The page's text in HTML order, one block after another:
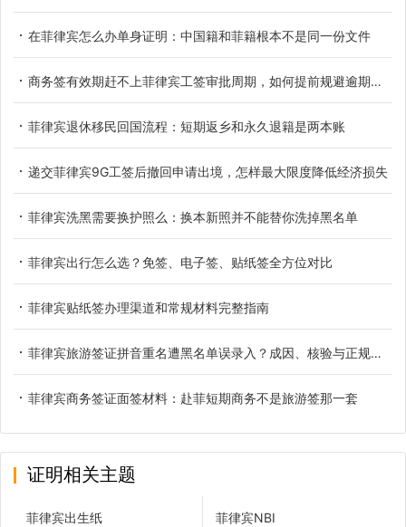
在菲律宾怎么办单身证明：中国籍和菲籍根本不是同一份文件
商务签有效期赶不上菲律宾工签审批周期，如何提前规避逾期滞留
菲律宾退休移民回国流程：短期返乡和永久退籍是两本账
递交菲律宾9G工签后撤回申请出境，怎样最大限度降低经济损失
菲律宾洗黑需要换护照么：换本新照并不能替你洗掉黑名单
菲律宾出行怎么选？免签、电子签、贴纸签全方位对比
菲律宾贴纸签办理渠道和常规材料完整指南
菲律宾旅游签证拼音重名遭黑名单误录入？成因、核验与正规解决办法
菲律宾商务签证面签材料：赴菲短期商务不是旅游签那一套
证明相关主题
菲律宾出生纸 菲律宾NBI